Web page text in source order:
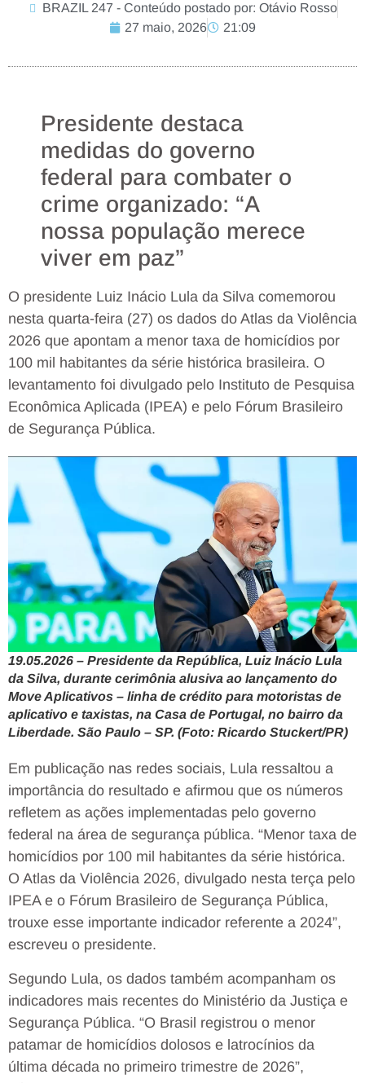
BRAZIL 247 - Conteúdo postado por: Otávio Rosso
27 maio, 2026
21:09
Presidente destaca
medidas do governo
federal para combater o
crime organizado: “A
nossa população merece
viver em paz”
O presidente Luiz Inácio Lula da Silva comemorou
nesta quarta-feira (27) os dados do Atlas da Violência
2026 que apontam a menor taxa de homicídios por
100 mil habitantes da série histórica brasileira. O
levantamento foi divulgado pelo Instituto de Pesquisa
Econômica Aplicada (IPEA) e pelo Fórum Brasileiro
de Segurança Pública.
19.05.2026 – Presidente da República, Luiz Inácio Lula
da Silva, durante cerimônia alusiva ao lançamento do
Move Aplicativos – linha de crédito para motoristas de
aplicativo e taxistas, na Casa de Portugal, no bairro da
Liberdade. São Paulo – SP. (Foto: Ricardo Stuckert/PR)
Em publicação nas redes sociais, Lula ressaltou a
importância do resultado e afirmou que os números
refletem as ações implementadas pelo governo
federal na área de segurança pública. “Menor taxa de
homicídios por 100 mil habitantes da série histórica.
O Atlas da Violência 2026, divulgado nesta terça pelo
IPEA e o Fórum Brasileiro de Segurança Pública,
trouxe esse importante indicador referente a 2024”,
escreveu o presidente.
Segundo Lula, os dados também acompanham os
indicadores mais recentes do Ministério da Justiça e
Segurança Pública. “O Brasil registrou o menor
patamar de homicídios dolosos e latrocínios da
última década no primeiro trimestre de 2026”,